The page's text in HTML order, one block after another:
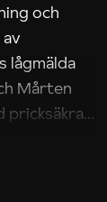
och
lågmälda
Mårten
pricksäkra
omsätta